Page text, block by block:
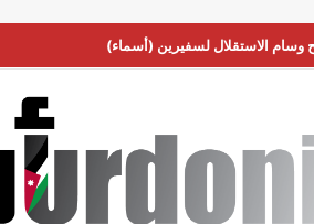
وسام الاستقلال لسفيرين (أسماء)